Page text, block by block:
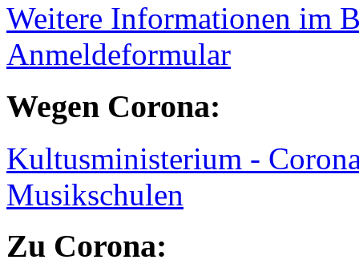
Weitere Informationen im
Anmeldeformular
Wegen Corona:
Kultusministerium -
Musikschulen
Zu Corona: